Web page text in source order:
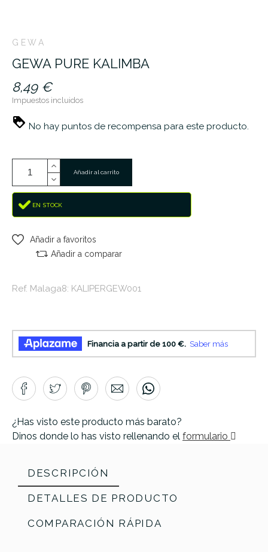
GEWA
GEWA PURE KALIMBA
8,49 €
Impuestos incluidos
No hay puntos de recompensa para este producto.
Añadir al carrito
EN STOCK
Añadir a favoritos
Añadir a comparar
Ref. Malaga8: KALIPERGEW001
¿Has visto este producto más barato?
Dinos donde lo has visto rellenando el formulario
DESCRIPCIÓN
DETALLES DE PRODUCTO
COMPARACIÓN RÁPIDA